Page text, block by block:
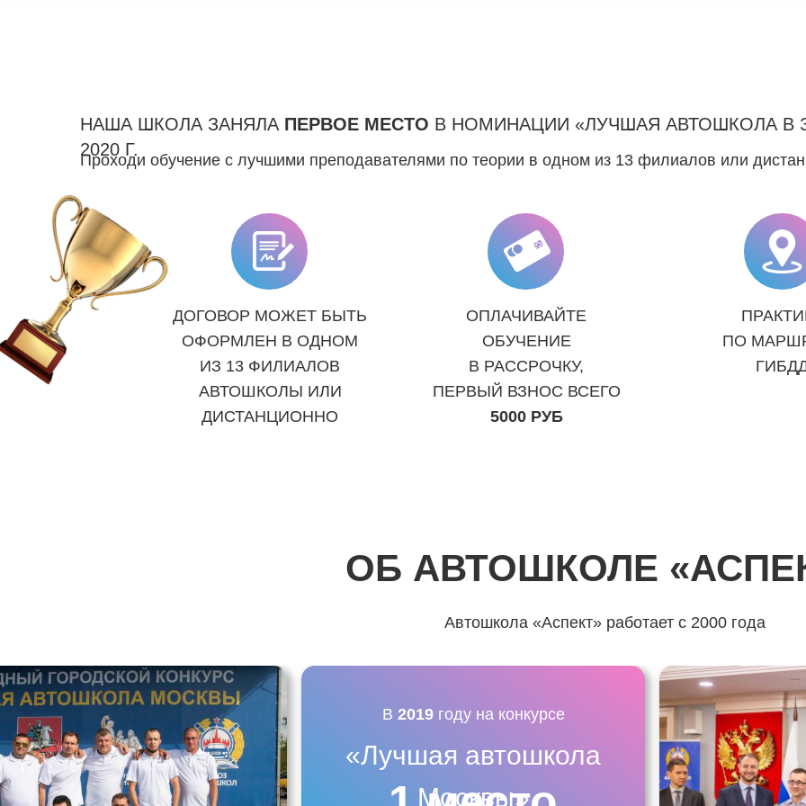
Проходи обучение с лучшими преподавателями по теории в одном из 13 филиалов или
ДОГОВОР МОЖЕТ БЫТЬ
ОФОРМЛЕН В ОДНОМ
ИЗ 13 ФИЛИАЛОВ
АВТОШКОЛЫ ИЛИ
ДИСТАНЦИОННО
ПО
ОПЛАЧИВАЙТЕ
ОБУЧЕНИЕ
В РАССРОЧКУ,
ПЕРВЫЙ ВЗНОС ВСЕГО
5000 РУБ
НАША ШКОЛА ЗАНЯЛА ПЕРВОЕ МЕСТО В НОМИНАЦИИ «ЛУЧШАЯ АВТОШКОЛА В
2020 Г.
ОБ АВТОШКОЛЕ
Автошкола «Аспект» работает с 2000 года
В 2019году на конкурсе
«Лучшая автошкола
Москвы»